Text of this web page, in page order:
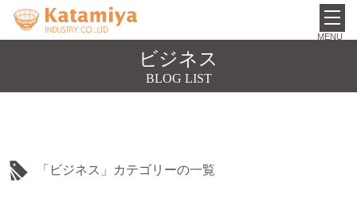
ビジネス
BLOG LIST
「ビジネス」カテゴリーの一覧